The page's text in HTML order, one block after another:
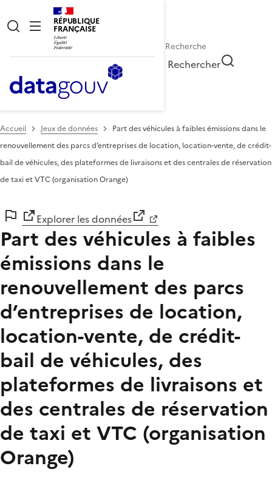
RÉPUBLIQUE
FRANÇAISE
Rechercher
Accueil Jeux de données
Part des véhicules à faibles émissions dans le
renouvellement des parcs d’entreprises de location, location-vente, de crédit-
bail de véhicules, des plateformes de livraisons et des centrales de réservation
de taxi et VTC (organisation Orange)
Explorer les données
Part des véhicules à faibles
émissions dans le
renouvellement des parcs
d’entreprises de location,
location-vente, de crédit-
bail de véhicules, des
plateformes de livraisons et
des centrales de réservation
de taxi et VTC (organisation
Orange)